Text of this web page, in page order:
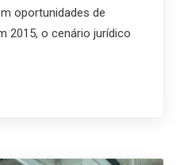
oportunidades de
2015, o cenário jurídico